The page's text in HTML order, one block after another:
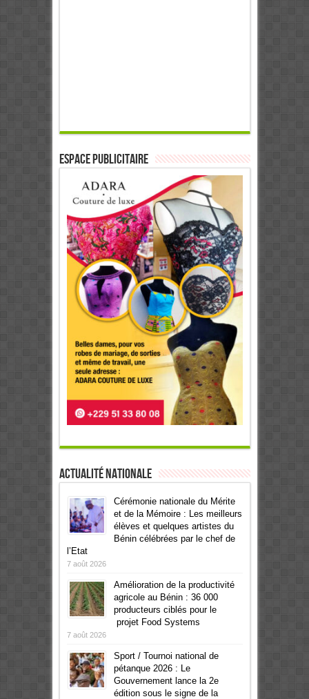
ESPACE PUBLICITAIRE
Actualité Nationale
Cérémonie nationale du Mérite
et de la Mémoire : Les meilleurs
élèves et quelques artistes du
Bénin célébrées par le chef de
l’Etat
7 août 2026
Amélioration de la productivité
agricole au Bénin : 36 000
producteurs ciblés pour le
projet Food Systems
7 août 2026
Sport / Tournoi national de
pétanque 2026 : Le
Gouvernement lance la 2e
édition sous le signe de la